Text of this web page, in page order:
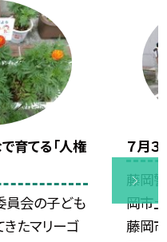
で育てる「人権
員会の子ども
たマリーゴ
７月
藤岡
岡市
藤岡